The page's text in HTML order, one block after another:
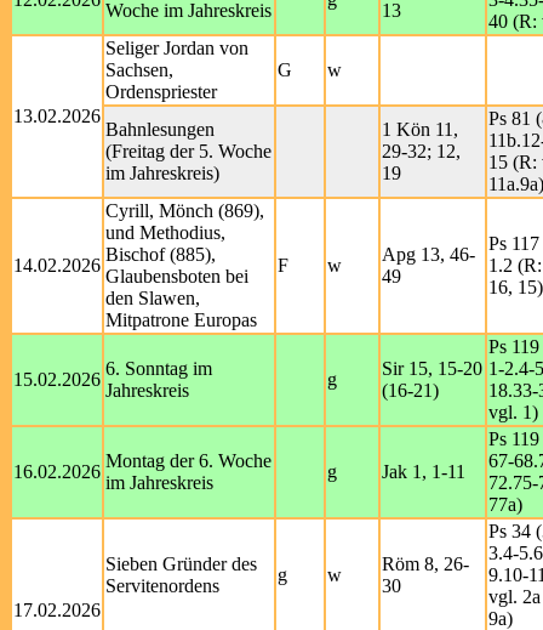
Woche im Jahreskreis
13
40 (R:
13.02.2026
Seliger Jordan von
Sachsen,
Ordenspriester
G w
Bahnlesungen
(Freitag der 5. Woche
im Jahreskreis)
1 Kön 11,
29-32; 12,
19
Ps 81
15 (R:
11a.9a)
14.02.2026
Cyrill, Mönch (869),
und Methodius,
Bischof (885),
Glaubensboten bei
den Slawen,
Mitpatrone Europas
F w
Apg 13, 46-
49
Ps
1.2
16, 15)
15.02.2026
6. Sonntag im
Jahreskreis
g
Sir 15, 15-20
(16-21)
Ps
1-2.4-
vgl. 1)
16.02.2026
Montag der 6. Woche
im Jahreskreis
g Jak 1, 1-11
Ps
67-
77a)
17.02.2026
Sieben Gründer des
Servitenordens
g w
Röm 8, 26-
30
Ps 34
3.4-
9.10-
vgl.
9a)